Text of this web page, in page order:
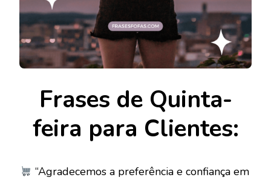
Frases de Quinta-
feira para Clientes:
“Agradecemos a preferência e confiança em